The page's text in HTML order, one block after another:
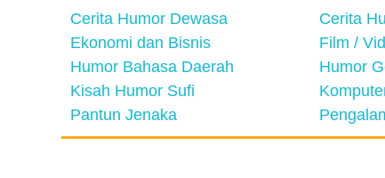
Cerita Humor Dewasa
Cerita
Ekonomi dan Bisnis
Film /
Humor Bahasa Daerah
Humor
Kisah Humor Sufi
Pantun Jenaka